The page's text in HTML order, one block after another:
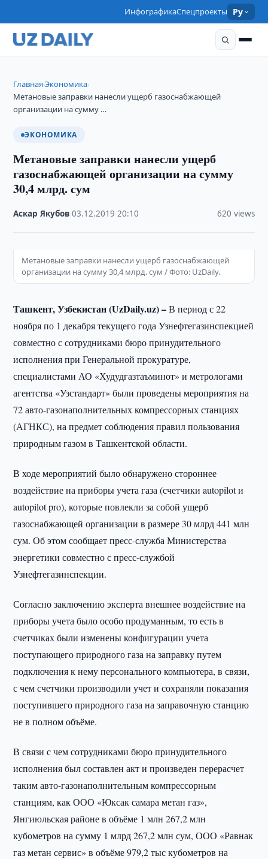
ИнфографикаСпецпроекты Ру
Главная›Экономика›
Метановые заправки нанесли ущерб газоснабжающей
организации на сумму …
ЭКОНОМИКА
Метановые заправки нанесли ущерб
газоснабжающей организации на сумму
30,4 млрд. сум
Аскар Якубов ·03.12.2019 ·20:10 620 views
Метановые заправки нанесли ущерб газоснабжающей
организации на сумму 30,4 млрд. сум / Фото: UzDaily.
Ташкент, Узбекистан (UzDaily.uz) –В период с 22
ноября по 1 декабря текущего года Узнефтегазинспекцией
совместно с сотрудниками бюро принудительного
исполнения при Генеральной прокуратуре,
специалистами АО «Худудгазтаъминот» и метрологами
агентства «Узстандарт» были проведены мероприятия на
72 авто-газонаполнительных компрессорных станциях
(АГНКС), на предмет соблюдения правил пользования
природным газом в Ташкентской области.
В ходе мероприятий было обнаружено стороннее
воздействие на приборы учета газа (счетчики autopilot и
autopilot pro), которые повлекли за собой ущерб
газоснабжающей организации в размере 30 млрд 441 млн
сум. Об этом сообщает пресс-служба Министерства
энергетики совместно с пресс-службой
Узнефтегазинспекции.
Согласно заключению эксперта внешнее воздействие на
приборы учета было особо продуманным, то есть в
счетчиках были изменены конфигурации учета
поступающего природного газа на заправку путем
подключения к нему персонального компьютера, в связи,
с чем счетчики производили учет и сохраняли показания
поступившего природного газа на заправочную станцию
не в полном объёме.
В связи с чем сотрудниками бюро принудительного
исполнения был составлен акт и произведен перерасчет
таким авто-газонаполнительным компрессорным
станциям, как ООО «Юксак самара метан газ»,
Янгиюльская районе в объёме 1 млн 267,2 млн
кубометров на сумму 1 млрд 267,2 млн сум, ООО «Равнак
газ метан сервис» в объёме 979,2 тыс кубометров на